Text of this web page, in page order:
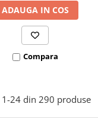
ADAUGA IN COS
Compara
1-24 din 290 produse